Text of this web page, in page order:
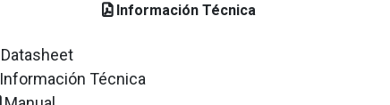
Información Técnica
Datasheet
Información Técnica